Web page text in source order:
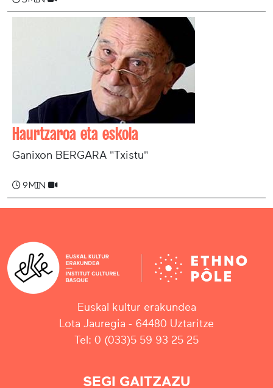
Haurtzaroa eta eskola
Ganixon BERGARA "Txistu"
9 min
Euskal kultur erakundea
Lota Jauregia - 64480 Uztaritze
Tel: 0 (033)5 59 93 25 25
SEGI GAITZAZU